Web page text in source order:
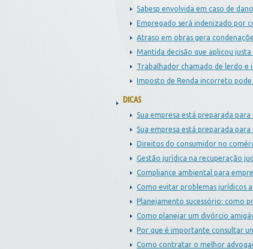
Sabesp envolvida em caso de
Empregado será indenizado por
Atraso em obras gera
Mantida decisão que aplicou
Trabalhador chamado de lerdo
Imposto de Renda incorreto
DICAS
Sua empresa está preparada
Sua empresa está preparada
Direitos do consumidor no
Gestão jurídica na recuperação
Compliance ambiental para
Como evitar problemas jurídicos
Planejamento sucessório: como
Como planejar um divórcio
Por que é importante consultar
Como contratar o melhor